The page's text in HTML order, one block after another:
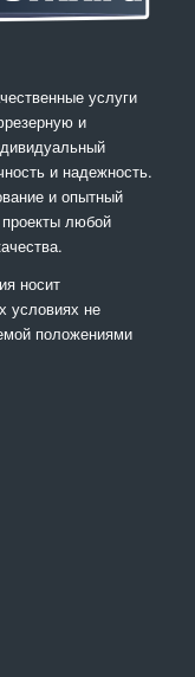
услуги
и
и надежность.
и опытный
любой
носит
условиях не
положениями